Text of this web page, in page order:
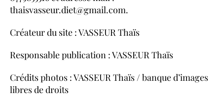
thaisvasseur.diet@gmail.com.
Créateur du site : VASSEUR Thaïs
Responsable publication : VASSEUR Thaïs
Crédits photos : VASSEUR Thaïs / banque d’images
libres de droits